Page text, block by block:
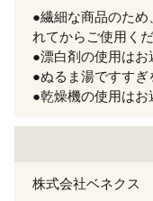
●繊細な商品のため
れてからご使用くだ
●漂白剤の使用はお
●ぬるま湯ですすぎ
●乾燥機の使用はお
株式会社ベネクス